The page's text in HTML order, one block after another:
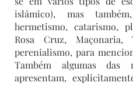
islâmico), mas
hermetismo, catarismo,
Rosa Cruz, Maçonaria,
perenialismo, para
Também algumas das
apresentam,